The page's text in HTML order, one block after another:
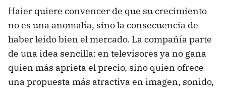
¿Y el OLED y el Micro RGB?
Haier quiere convencer de que su crecimiento
no es una anomalía, sino la consecuencia de
haber leído bien el mercado. La compañía parte
de una idea sencilla: en televisores ya no gana
quien más aprieta el precio, sino quien ofrece
una propuesta más atractiva en imagen, sonido,